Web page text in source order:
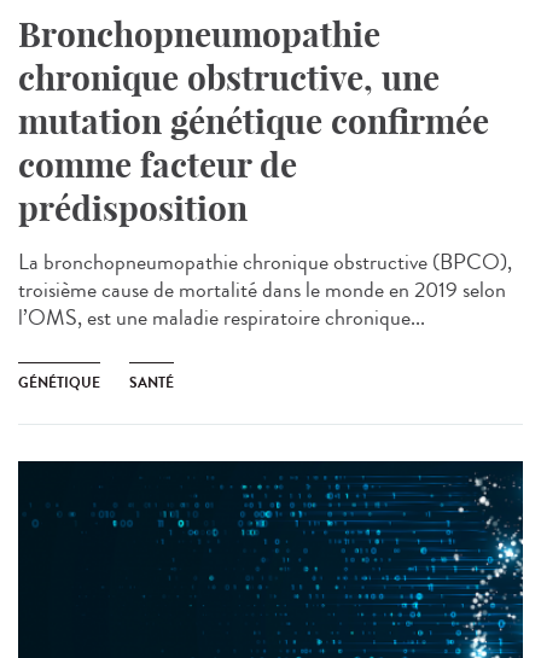
Bronchopneumopathie
chronique obstructive, une
mutation génétique confirmée
comme facteur de
prédisposition
La bronchopneumopathie chronique obstructive (BPCO),
troisième cause de mortalité dans le monde en 2019 selon
l’OMS, est une maladie respiratoire chronique...
GÉNÉTIQUE SANTÉ